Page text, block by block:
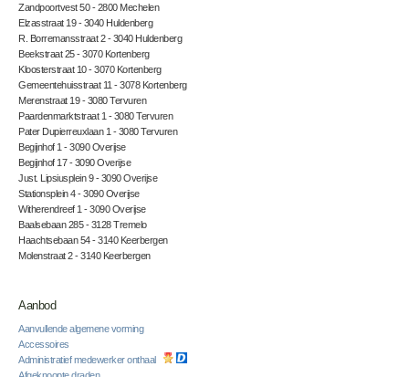
Zandpoortvest 50 - 2800 Mechelen
Elzasstraat 19 - 3040 Huldenberg
R. Borremansstraat 2 - 3040 Huldenberg
Beekstraat 25 - 3070 Kortenberg
Kloosterstraat 10 - 3070 Kortenberg
Gemeentehuisstraat 11 - 3078 Kortenberg
Merenstraat 19 - 3080 Tervuren
Paardenmarktstraat 1 - 3080 Tervuren
Pater Dupierreuxlaan 1 - 3080 Tervuren
Begijnhof 1 - 3090 Overijse
Begijnhof 17 - 3090 Overijse
Just. Lipsiusplein 9 - 3090 Overijse
Stationsplein 4 - 3090 Overijse
Witherendreef 1 - 3090 Overijse
Baalsebaan 285 - 3128 Tremelo
Haachtsebaan 54 - 3140 Keerbergen
Molenstraat 2 - 3140 Keerbergen
Aanbod
Aanvullende algemene vorming
Accessoires
Administratief medewerker onthaal
Afgeknoopte draden